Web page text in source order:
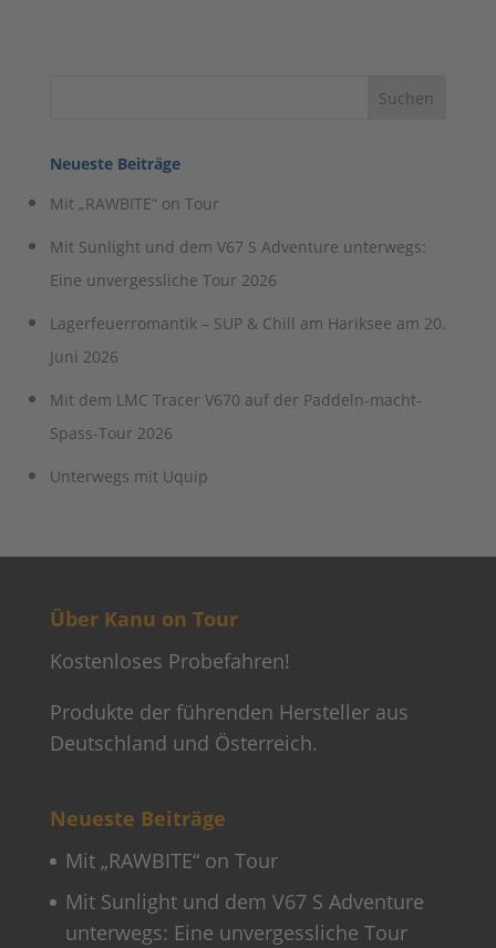
Neueste Beiträge
Mit „RAWBITE“ on Tour
Mit Sunlight und dem V67 S Adventure unterwegs:
Eine unvergessliche Tour 2026
Lagerfeuerromantik – SUP & Chill am Hariksee am 20.
Juni 2026
Mit dem LMC Tracer V670 auf der Paddeln-macht-
Spass-Tour 2026
Unterwegs mit Uquip
Über Kanu on Tour
Kostenloses Probefahren!
Produkte der führenden Hersteller aus
Deutschland und Österreich.
Neueste Beiträge
Mit „RAWBITE“ on Tour
Mit Sunlight und dem V67 S Adventure
unterwegs: Eine unvergessliche Tour